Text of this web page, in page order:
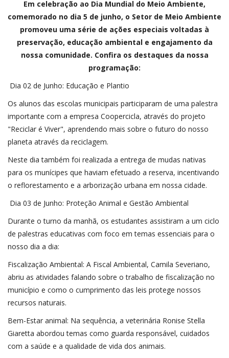
Em celebração ao Dia Mundial do Meio Ambiente,
comemorado no dia 5 de junho, o Setor de Meio Ambiente
promoveu uma série de ações especiais voltadas à
preservação, educação ambiental e engajamento da
nossa comunidade. Confira os destaques da nossa
programação:
Dia 02 de Junho: Educação e Plantio
Os alunos das escolas municipais participaram de uma palestra
importante com a empresa Coopercicla, através do projeto
"Reciclar é Viver", aprendendo mais sobre o futuro do nosso
planeta através da reciclagem.
Neste dia também foi realizada a entrega de mudas nativas
para os munícipes que haviam efetuado a reserva, incentivando
o reflorestamento e a arborização urbana em nossa cidade.
Dia 03 de Junho: Proteção Animal e Gestão Ambiental
Durante o turno da manhã, os estudantes assistiram a um ciclo
de palestras educativas com foco em temas essenciais para o
nosso dia a dia:
Fiscalização Ambiental: A Fiscal Ambiental, Camila Severiano,
abriu as atividades falando sobre o trabalho de fiscalização no
município e como o cumprimento das leis protege nossos
recursos naturais.
Bem-Estar animal: Na sequência, a veterinária Ronise Stella
Giaretta abordou temas como guarda responsável, cuidados
com a saúde e a qualidade de vida dos animais.